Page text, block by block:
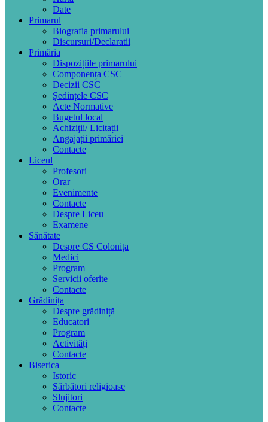
Date
Primarul
Biografia primarului
Discursuri/Declaratii
Primăria
Dispozițiile primarului
Componența CSC
Decizii CSC
Ședințele CSC
Acte Normative
Bugetul local
Achiziţii/ Licitații
Angajații primăriei
Contacte
Liceul
Profesori
Orar
Evenimente
Contacte
Despre Liceu
Examene
Sănătate
Despre CS Colonița
Medici
Program
Servicii oferite
Contacte
Grădinița
Despre grădiniță
Educatori
Program
Activități
Contacte
Biserica
Istoric
Sărbători religioase
Slujitori
Contacte